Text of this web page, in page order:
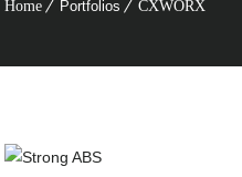
Home Portfolios CXWORX